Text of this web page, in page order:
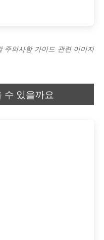
주의사항 가이드 관련 이미지
수 있을까요